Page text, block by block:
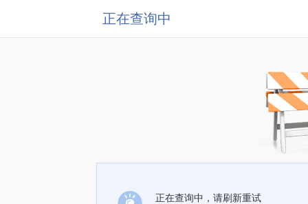
正在查询中
正在查询中，请刷新重试